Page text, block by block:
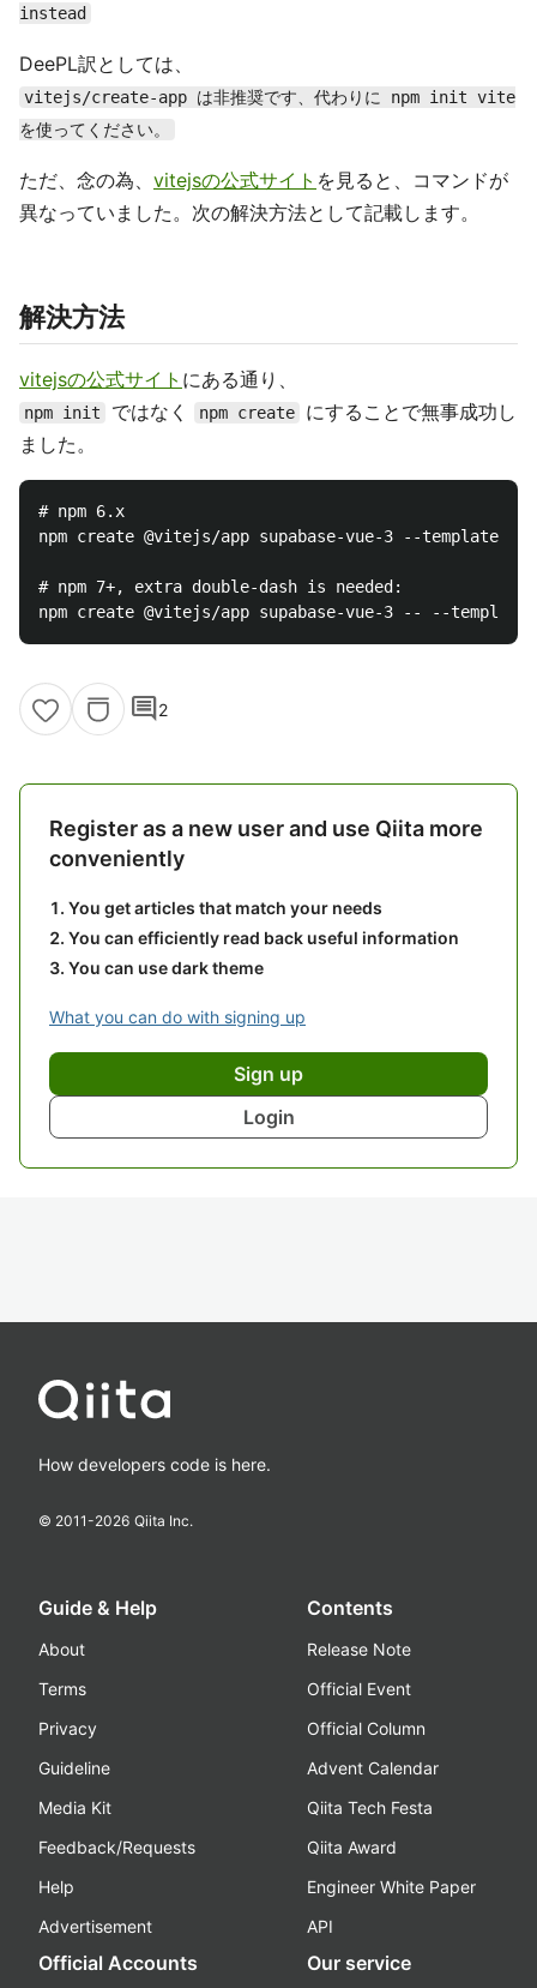
instead
DeePL訳としては、
vitejs/create-app は非推奨です、代わりに npm init vite
を使ってください。
ただ、念の為、 vitejsの公式サイト を見ると、コマンドが
異なっていました。次の解決方法として記載します。
解決方法
vitejsの公式サイト にある通り、
npm init ではなく npm create
にすることで無事成功し
ました。
# npm 6.x
npm create @vitejs/app supabase-vue-3 --template vue
# npm 7+, extra double-dash is needed:
comment2
Register as a new user and use Qiita more
conveniently
You get articles that match your needs
You can efficiently read back useful information
You can use dark theme
What you can do with signing up
Sign up
Login
How developers code is here.
© 2011-2026 Qiita Inc.
Guide & Help
About
Terms
Privacy
Guideline
Media Kit
Feedback/Requests
Help
Advertisement
Contents
Release Note
Official Event
Official Column
Advent Calendar
Qiita Tech Festa
Qiita Award
Engineer White Paper
API
Official Accounts Our service